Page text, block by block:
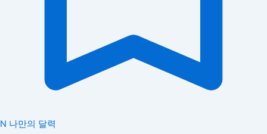
N 나만의 달력